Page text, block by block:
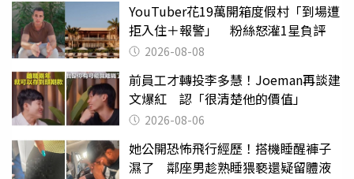
YouTuber花19萬開箱度假村「到場遭
拒入住＋報警」 粉絲怒灌1星負評
2026-08-08
前員工才轉投李多慧！Joeman再談建
文爆紅 認「很清楚他的價值」
2026-08-06
她公開恐怖飛行經歷！搭機睡醒褲子
濕了 鄰座男趁熟睡猥褻還疑留體液